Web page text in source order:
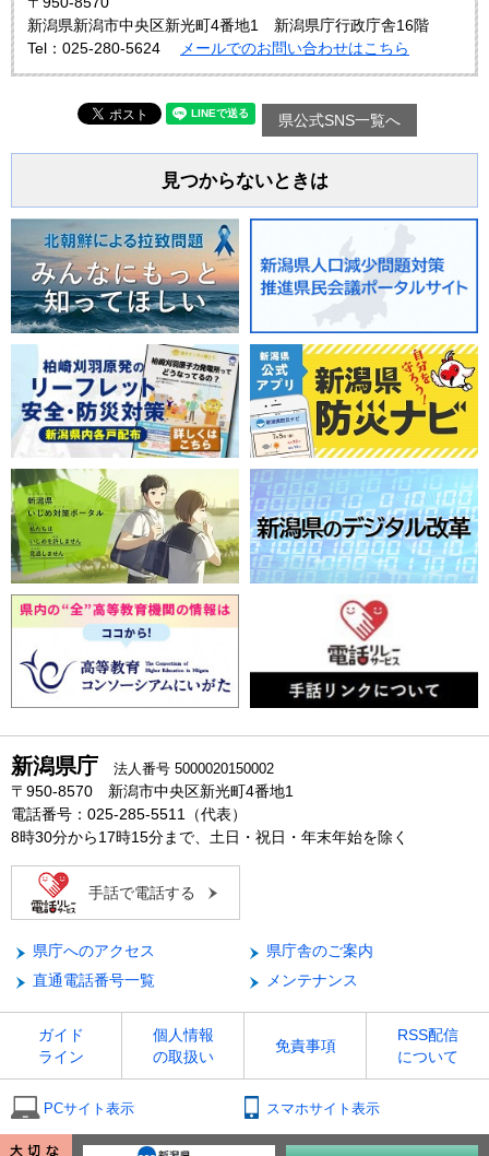
新潟県新潟市中央区新光町4番地1 新潟県庁行政庁舎16階
Tel：025-280-5624
メールでのお問い合わせはこちら
県公式SNS一覧へ
見つからないときは
新潟県庁 法人番号 5000020150002
〒950-8570 新潟市中央区新光町4番地1
電話番号：025-285-5511（代表）
8時30分から17時15分まで、土日・祝日・年末年始を除く
手話で電話する
県庁へのアクセス
県庁舎のご案内
直通電話番号一覧
メンテナンス
ガイド
ライン
個人情報
の取扱い
免責事項
RSS配信
について
PCサイト表示 スマホサイト表示